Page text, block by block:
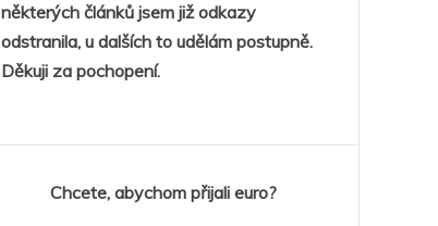
některých článků jsem již odkazy
odstranila, u dalších to udělám postupně.
Děkuji za pochopení.
Chcete, abychom přijali euro?